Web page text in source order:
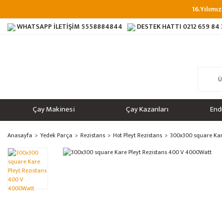
WHATSAPP İLETİŞİM 5558884844 DESTEK HATTI 0212 659 84
Çay Makinesi Çay Kazanları
Anasayfa Yedek Parça Rezistans Hot Pleyt Rezistans 300x300 square